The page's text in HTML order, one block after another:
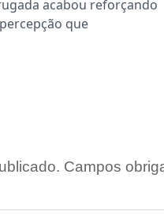
acabou reforçando
que
Campos